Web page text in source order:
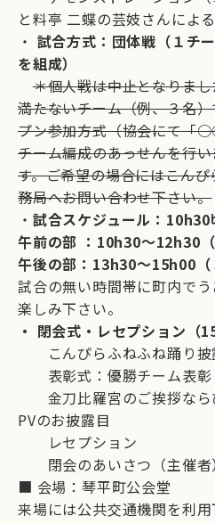
と料亭 二蝶の芸妓さんによ
・ 試合方式：団体戦（１チ
を組成）
＊個人戦は中止となりま
満たないチーム（例、３名
プン参加方式（協会にて「
チーム編成のあっせんを行
す。ご希望の場合にはこん
務局へお問い合わせ下さい。
・ 試合スケジュール：
午前の部 ：10h30～12h30（
午後の部：13h30～15h00（
試合の無い時間帯に町内で
楽しみ下さい。
・ 閉会式・レセプション（
こんぴらふねふね踊り披
表彰式：優勝チーム表彰
金刀比羅宮のご挨拶なら
PVのお披露目
レセプション
閉会のあいさつ（主催者
■ 会場：琴平町公会堂
来場には公共交通機関を利用